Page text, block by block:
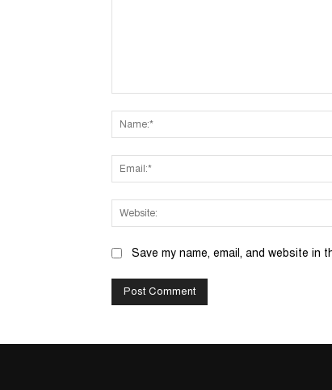
Save my name, email, and website in